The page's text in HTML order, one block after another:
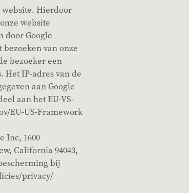
website. Hierdoor
website
door Google
bezoeken van onze
bezoeker een
Het IP-adres van de
aan Google
aan het EU-VS-
EU-US-Framework
Inc, 1600
California 94043,
bij
privacy/